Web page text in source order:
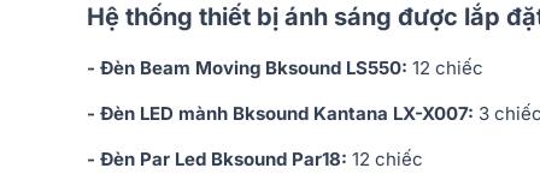
Hệ thống thiết bị ánh sáng được lắp
- Đèn Beam Moving Bksound LS550: 12 chiếc
- Đèn LED mành Bksound Kantana LX-X007: 3 chiếc
- Đèn Par Led Bksound Par18: 12 chiếc